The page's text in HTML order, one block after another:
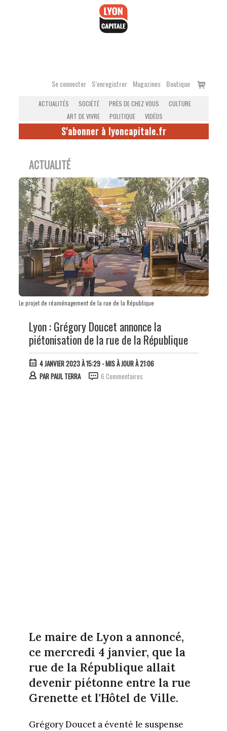
Se connecter S’enregistrer Magazines Boutique
Voir
ACTUALITÉS SOCIÉTÉ PRÈS DE CHEZ VOUS
CULTURE
ART DE VIVRE
POLITIQUE VIDÉOS
S'abonner à lyoncapitale.fr
ACTUALITÉ
Le projet de réaménagement de la rue de la République
Lyon : Grégory Doucet annonce la
piétonisation de la rue de la République
4 JANVIER 2023 À 15:29- MIS À JOUR À 21:06
PARPAUL TERRA 6 Commentaires
Le maire de Lyon a annoncé,
ce mercredi 4 janvier, que la
rue de la République allait
devenir piétonne entre la rue
Grenette et l'Hôtel de Ville.
Grégory Doucet a éventé le suspense